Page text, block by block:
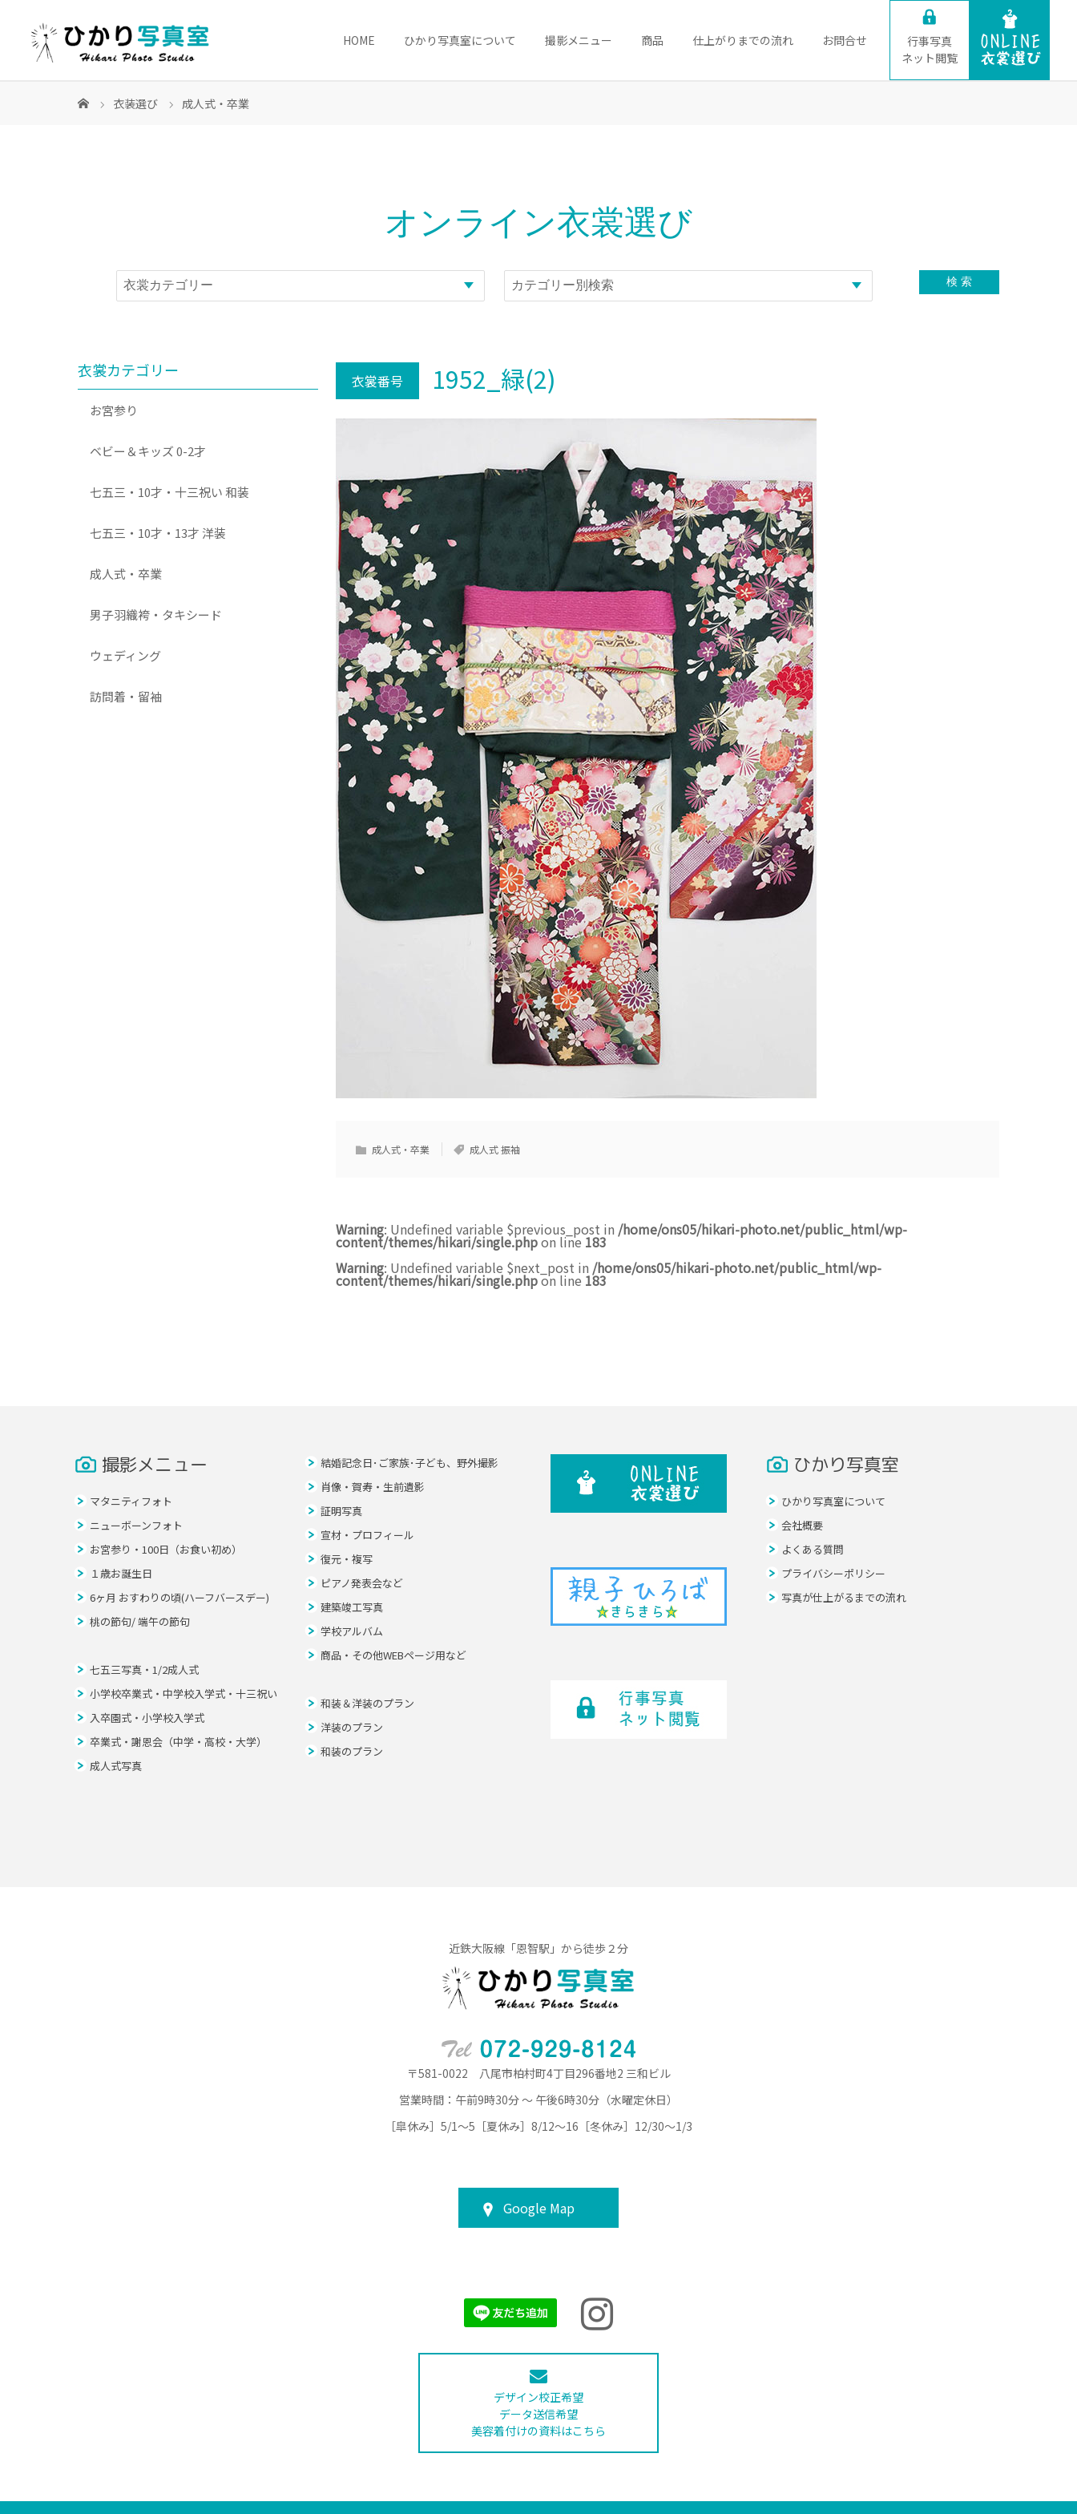
HOME ひかり写真室について 撮影メニュー 商品 仕上がりまでの流れ お問合せ
行事写真
ネット閲覧
衣装選び 成人式・卒業
オンライン衣裳選び
衣裳番号 1952_緑(2)
成人式・卒業 成人式 振袖
Warning: Undefined variable $previous_post in /home/ons05/hikari-photo.net/public_html/wp-
content/themes/hikari/single.phpon line 183
Warning: Undefined variable $next_post in /home/ons05/hikari-photo.net/public_html/wp-
content/themes/hikari/single.phpon line 183
衣裳カテゴリー
お宮参り
ベビー＆キッズ 0-2才
七五三・10才・十三祝い 和装
七五三・10才・13才 洋装
成人式・卒業
男子羽織袴・タキシード
ウェディング
訪問着・留袖
撮影メニュー
マタニティフォト
ニューボーンフォト
お宮参り・100日（お食い初め）
１歳お誕生日
6ヶ月 おすわりの頃(ハーフバースデー)
桃の節句/ 端午の節句
七五三写真・1/2成人式
小学校卒業式・中学校入学式・十三祝い
入卒園式・小学校入学式
卒業式・謝恩会（中学・高校・大学）
成人式写真
結婚記念日･ご家族･子ども、野外撮影
肖像・賀寿・生前遺影
証明写真
宣材・プロフィール
復元・複写
ピアノ発表会など
建築竣工写真
学校アルバム
商品・その他WEBページ用など
和装＆洋装のプラン
洋装のプラン
和装のプラン
ひかり写真室
ひかり写真室について
会社概要
よくある質問
プライバシーポリシー
写真が仕上がるまでの流れ
近鉄大阪線「恩智駅」から徒歩２分
〒581-0022 八尾市柏村町4丁目296番地2 三和ビル
営業時間：午前9時30分 ～ 午後6時30分（水曜定休日）
［皐休み］5/1～5［夏休み］8/12～16［冬休み］12/30～1/3
Google Map
デザイン校正希望
データ送信希望
美容着付けの資料はこちら